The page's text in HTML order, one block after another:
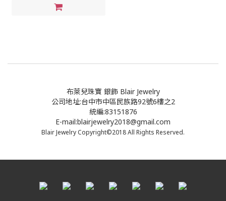
布萊兒珠寶 銀飾 Blair Jewelry
公司地址:台中市中區民族路92號6樓之2
統編:83151876
E-mail:blairjewelry2018@gmail.com
Blair Jewelry Copyright©2018 All Rights Reserved.